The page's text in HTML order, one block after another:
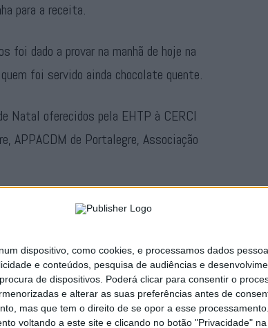
dispositivo, como cookies, e processamos dados
e conteúdos, pesquisa de audiências e
de dispositivos. Poderá clicar para consentir o
e alterar as suas preferências antes de
mas que tem o direito de se opor a esse
voltando a este site e clicando no botão "Privacidade"
para a receita.
foi dado a provar na manhã de hoje na
foi servido ainda chocolate quente.
Natal oferecidos pela EHTP à CERCI
APPACDM de Portalegre, Associação
semana